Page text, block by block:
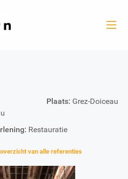
Plaats: Grez-Doiceau
Restauratie
van alle referenties